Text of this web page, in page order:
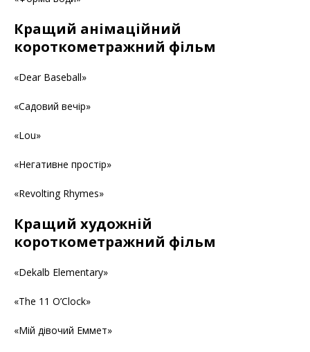
Кращий анімаційний
короткометражний фільм
«Dear Baseball»
«Садовий вечір»
«Lou»
«Негативне простір»
«Revolting Rhymes»
Кращий художній
короткометражний фільм
«Dekalb Elementary»
«The 11 O’Clock»
«Мій дівочий Еммет»